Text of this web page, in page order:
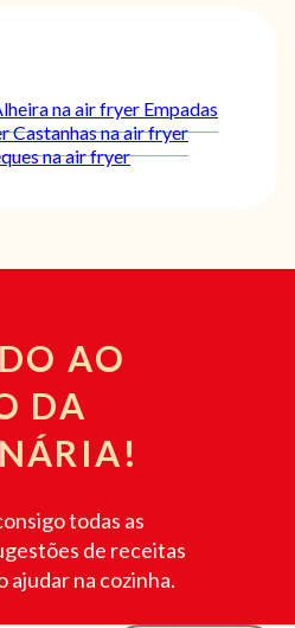
na air fryer Empadas
Castanhas na air fryer
na air fryer
AO
DA
todas as
de receitas
ajudar na cozinha.